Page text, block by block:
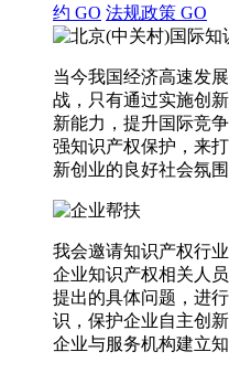
约 GO 法规政策 GO
当今我国经济高速发
战，只有通过实施创
新能力，提升国际竞
强知识产权保护，来
新创业的良好社会氛
我会邀请知识产权行
企业知识产权相关人
提出的具体问题，进
识，保护企业自主创
企业与服务机构建立